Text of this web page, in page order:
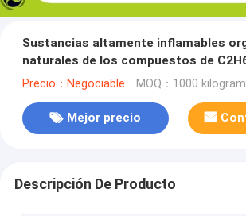
Sustancias altamente inflamables
naturales de los compuestos de
Precio：Negociable MOQ：1000
Mejor precio
Descripción De Producto